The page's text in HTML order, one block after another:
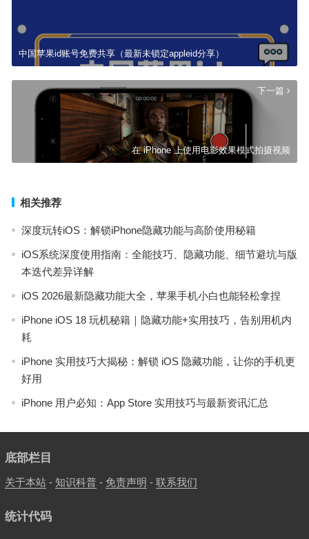
中国苹果id账号免费共享（最新未锁定appleid分享）
下一篇
在 iPhone 上使用电影效果模式拍摄视频
相关推荐
深度玩转iOS：解锁iPhone隐藏功能与高阶使用秘籍
iOS系统深度使用指南：全能技巧、隐藏功能、细节避坑与版
本迭代差异详解
iOS 2026最新隐藏功能大全，苹果手机小白也能轻松拿捏
iPhone iOS 18 玩机秘籍｜隐藏功能+实用技巧，告别用机内
耗
iPhone 实用技巧大揭秘：解锁 iOS 隐藏功能，让你的手机更
好用
iPhone 用户必知：App Store 实用技巧与最新资讯汇总
底部栏目
关于本站- 知识科普- 免责声明 - 联系我们
统计代码